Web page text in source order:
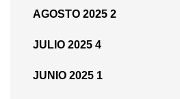
AGOSTO 2025 2
JULIO 2025 4
JUNIO 2025 1